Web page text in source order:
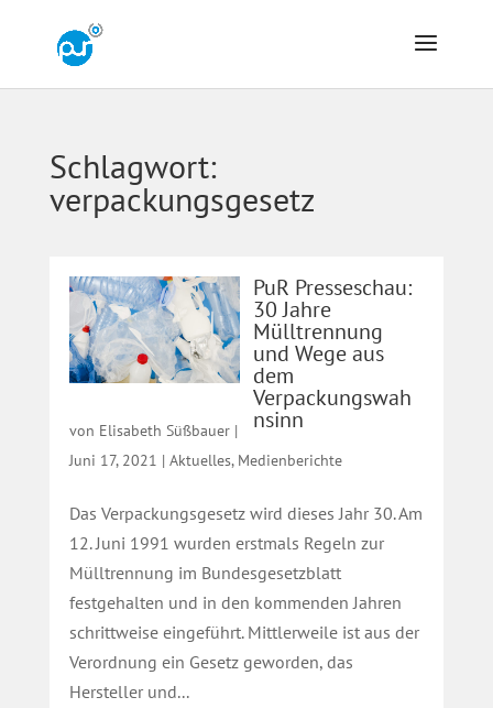
Schlagwort:
verpackungsgesetz
PuR Presseschau:
30 Jahre
Mülltrennung
und Wege aus
dem
Verpackungswah
nsinn
von Elisabeth Süßbauer|
Juni 17, 2021 | Aktuelles, Medienberichte
Das Verpackungsgesetz wird dieses Jahr 30. Am
12. Juni 1991 wurden erstmals Regeln zur
Mülltrennung im Bundesgesetzblatt
festgehalten und in den kommenden Jahren
schrittweise eingeführt. Mittlerweile ist aus der
Verordnung ein Gesetz geworden, das
Hersteller und...